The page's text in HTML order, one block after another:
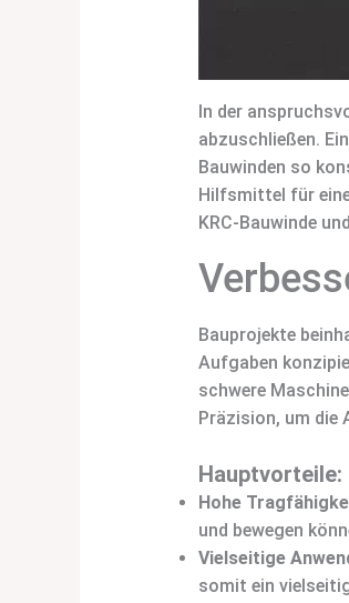
In der
abzuschließen.
Bauwinden so
Hilfsmittel für
KRC-Bauwinde
Bauprojekte
Aufgaben
schwere
Präzision, um die
Hauptvorteile:
Hohe
und bewegen
Vielseitige
somit ein